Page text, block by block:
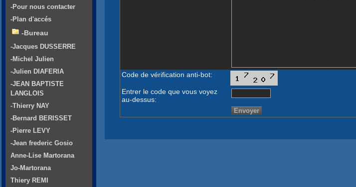
Code de vérification anti-bot:
Entrer le code que vous voyez
au-dessus:
-Pour nous contacter
-Plan d'accés
-Bureau
-Jacques DUSSERRE
-Michel Julien
-Julien DIAFERIA
-JEAN BAPTISTE
LANGLOIS
-Thierry NAY
-Bernard BERISSET
-Pierre LEVY
-Jean frederic Gosio
Anne-Lise Martorana
Jo-Martorana
Thiery REMI